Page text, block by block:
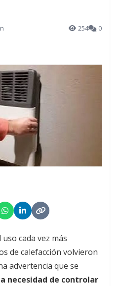
254 0
cada vez más
de calefacción volvieron
advertencia que se
necesidad de controlar